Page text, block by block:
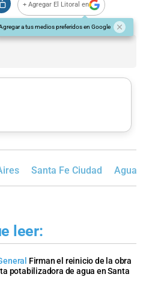
+ Agregar El Litoral en
a tus medios preferidos en Google
Santa Fe Ciudad Aguas
leer:
Firman el reinicio de la obra
potabilizadora de agua en Santa